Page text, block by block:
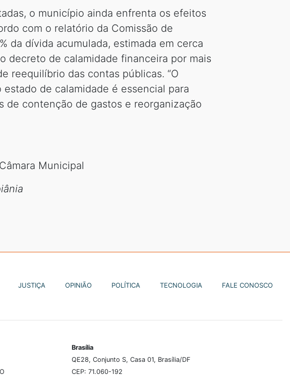
o município ainda enfrenta os efeitos
com o relatório da Comissão de
da dívida acumulada, estimada em cerca
decreto de calamidade financeira por mais
reequilíbrio das contas públicas. “O
de calamidade é essencial para
de contenção de gastos e reorganização
Municipal
JUSTIÇA OPINIÃO POLÍTICA TECNOLOGIA FALE CONOSCO
Brasília
QE28, Conjunto S, Casa 01, Brasília/DF
CEP: 71.060-192